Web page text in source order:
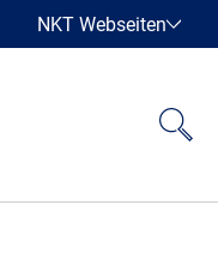
NKT Webseiten